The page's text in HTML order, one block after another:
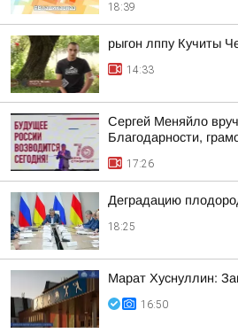
18:39
рыгон лппу Кучиты
14:33
Сергей Меняйло
Благодарности,
17:26
Деградацию
18:25
Марат Хуснуллин:
16:50